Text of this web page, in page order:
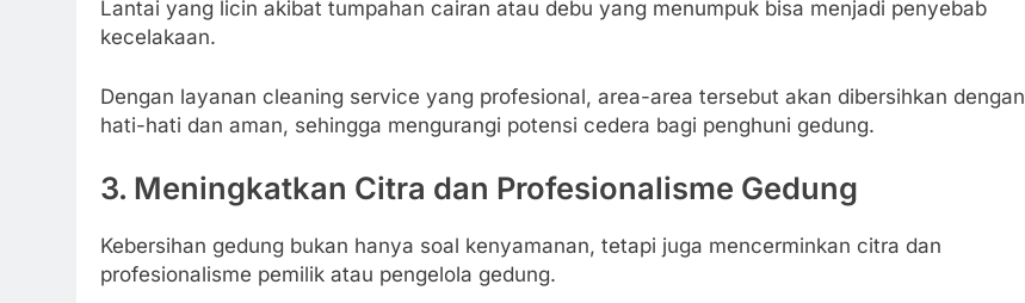
Lantai yang licin akibat tumpahan cairan atau debu yang menumpuk bisa menjadi penyebab
kecelakaan.
Dengan layanan cleaning service yang profesional, area-area tersebut akan dibersihkan dengan
hati-hati dan aman, sehingga mengurangi potensi cedera bagi penghuni gedung.
3. Meningkatkan Citra dan Profesionalisme Gedung
Kebersihan gedung bukan hanya soal kenyamanan, tetapi juga mencerminkan citra dan
profesionalisme pemilik atau pengelola gedung.